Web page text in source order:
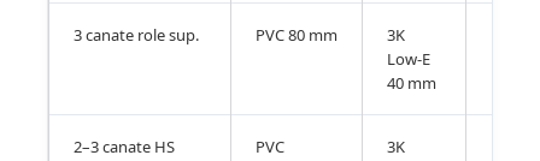
3 canate role sup. PVC 80 mm
3K
Low-E
40 mm
2–3 canate HS
PVC
3K